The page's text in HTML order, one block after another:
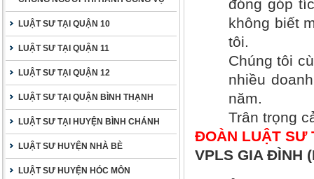
LUẬT SƯ TẠI QUẬN 10
LUẬT SƯ TẠI QUẬN 11
LUẬT SƯ TẠI QUẬN 12
LUẬT SƯ TẠI QUẬN BÌNH THẠNH
LUẬT SƯ TẠI HUYỆN BÌNH CHÁNH
LUẬT SƯ HUYỆN NHÀ BÈ
LUẬT SƯ HUYỆN HÓC MÔN
đóng góp
không biết
tôi.
Chúng tôi
nhiều
năm.
Trân trọng
ĐOÀN LUẬT SƯ
VPLS GIA ĐÌNH